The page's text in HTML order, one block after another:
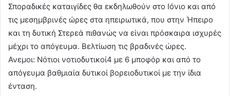
Σποραδικές καταιγίδες θα εκδηλωθούν στο Ιόνιο και από
τις μεσημβρινές ώρες στα ηπειρωτικά, που στην Ήπειρο
και τη δυτική Στερεά πιθανώς να είναι πρόσκαιρα ισχυρές
μέχρι το απόγευμα. Βελτίωση τις βραδινές ώρες.
Ανεμοι: Νότιοι νοτιοδυτικοί4 με 6 μποφόρ και από το
απόγευμα βαθμιαία δυτικοί βορειοδυτικοί με την ίδια
ένταση.